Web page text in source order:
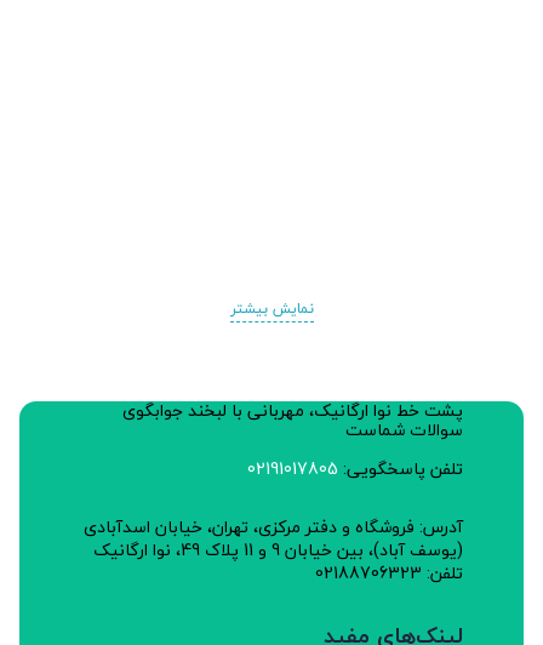
نمایش بیشتر
پشت خط نوا ارگانیک، مهربانی با لبخند جوابگوی
سوالات شماست
تلفن پاسخگویی: 02191017805
آدرس: فروشگاه و دفتر مرکزی، تهران، خیابان اسدآبادی
(یوسف آباد)، بین خیابان 9 و 11 پلاک 49، نوا ارگانیک
تلفن: 02188706323
لینک‌های مفید